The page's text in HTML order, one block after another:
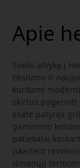
Apie
Sveiki atvykę į
tikslumo ir
kurdami
skirtus pagerinti
esate patyręs
gaminimo
patiekalai
įskaitant
išmanųjį